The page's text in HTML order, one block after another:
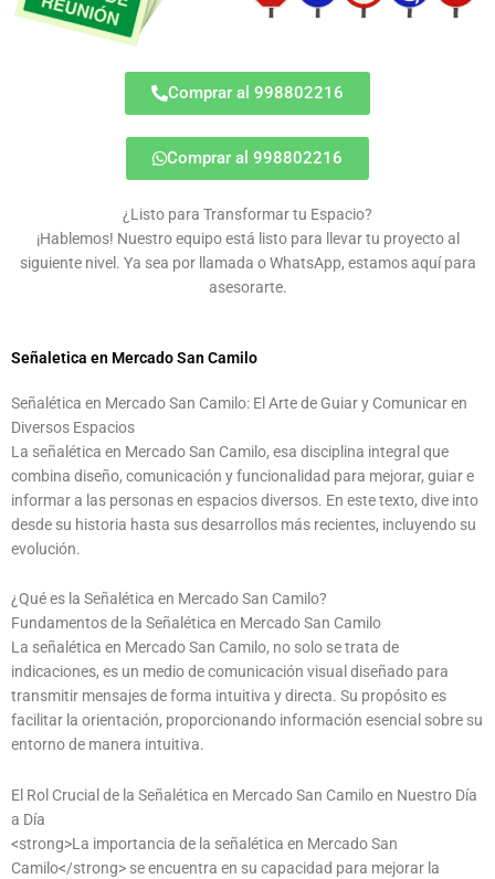
Comprar al 998802216
Comprar al 998802216
¿Listo para Transformar tu Espacio?
¡Hablemos! Nuestro equipo está listo para llevar tu proyecto al
siguiente nivel. Ya sea por llamada o WhatsApp, estamos aquí para
asesorarte.
Señaletica en Mercado San Camilo
Señalética en Mercado San Camilo: El Arte de Guiar y Comunicar en
Diversos Espacios
La señalética en Mercado San Camilo, esa disciplina integral que
combina diseño, comunicación y funcionalidad para mejorar, guiar e
informar a las personas en espacios diversos. En este texto, dive into
desde su historia hasta sus desarrollos más recientes, incluyendo su
evolución.
¿Qué es la Señalética en Mercado San Camilo?
Fundamentos de la Señalética en Mercado San Camilo
La señalética en Mercado San Camilo, no solo se trata de
indicaciones, es un medio de comunicación visual diseñado para
transmitir mensajes de forma intuitiva y directa. Su propósito es
facilitar la orientación, proporcionando información esencial sobre su
entorno de manera intuitiva.
El Rol Crucial de la Señalética en Mercado San Camilo en Nuestro Día
a Día
<strong>La importancia de la señalética en Mercado San
Camilo</strong> se encuentra en su capacidad para mejorar la